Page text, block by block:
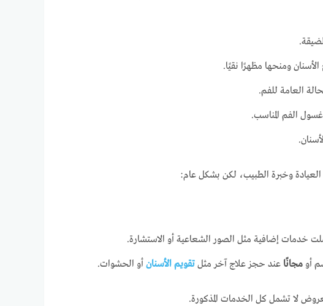
ومنحها مظهرًا نقيًا.
العامة للفم.
الفم المناسب.
وخبرة الطبيب، لكن بشكل عام:
خدمات إضافية مثل الصور الشعاعية أو الاستشارة.
أو مجانًا عند حجز علاج آخر مثل تقويم الأسنان أو الحشوات.
لا تشمل كل الخدمات المذكورة.